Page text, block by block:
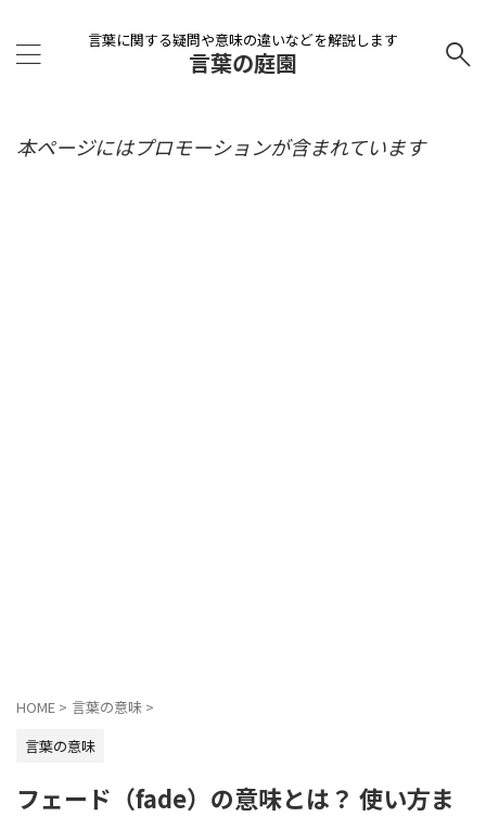
言葉に関する疑問や意味の違いなどを解説します
言葉の庭園
本ページにはプロモーションが含まれています
HOME > 言葉の意味 >
言葉の意味
フェード（fade）の意味とは？ 使い方ま